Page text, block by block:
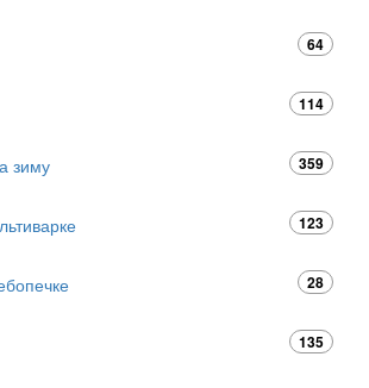
64
114
зиму 359
123
28
135